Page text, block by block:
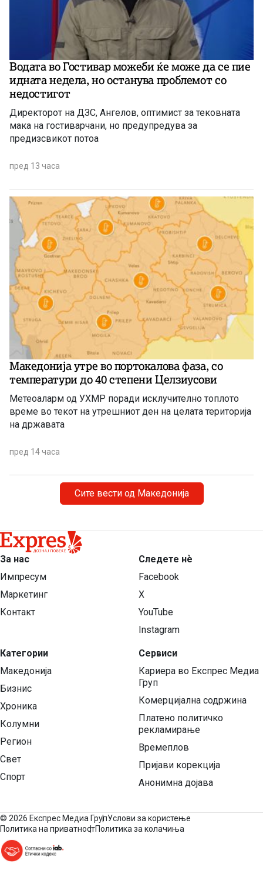
Водата во Гостивар можеби ќе може да се пие
идната недела, но останува проблемот со
недостигот
Директорот на ДЗС, Ангелов, оптимист за тековната
мака на гостиварчани, но предупредува за
предизсвикот потоа
пред 13 часа
Македонија утре во портокалова фаза, со
температури до 40 степени Целзиусови
Метеоаларм од УХМР поради исклучително топлото
време во текот на утрешниот ден на целата територија
на државата
пред 14 часа
Сите вести од Македонија
За нас
Импресум
Маркетинг
Контакт
Категории
Македонија
Бизнис
Хроника
Колумни
Регион
Свет
Спорт
Следете нѐ
Facebook
X
YouTube
Instagram
Сервиси
Кариера во Експрес Медиа
Груп
Комерцијална содржина
Платено политичко
рекламирање
Времеплов
Пријави корекција
Анонимна дојава
© 2026 Експрес Медиа ГрупУслови за користење
Политика на приватностПолитика за колачиња